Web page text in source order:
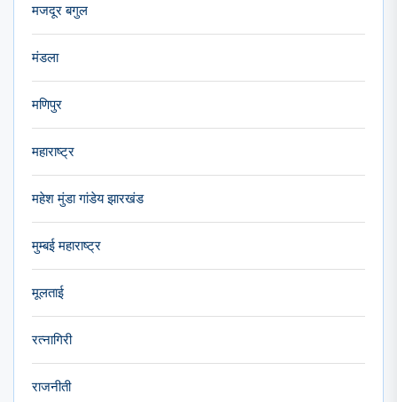
मजदूर बगुल
मंडला
मणिपुर
महाराष्ट्र
महेश मुंडा गांडेय झारखंड
मुम्बई महाराष्ट्र
मूलताई
रत्नागिरी
राजनीती